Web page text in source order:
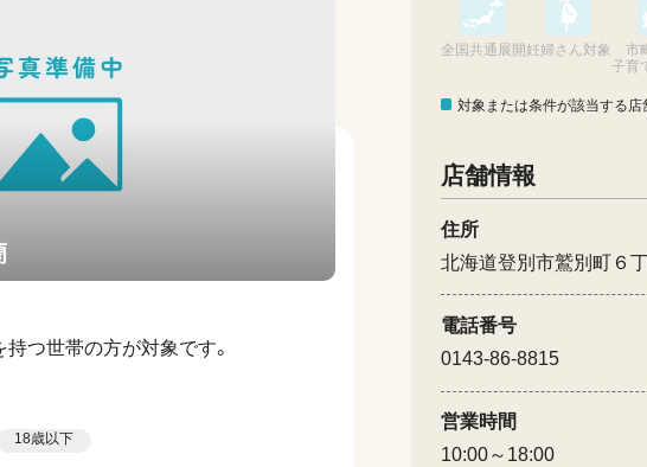
つ世帯の方が対象です。
18歳以下
全国共通展開 妊婦さん対象
市
子育
対象または条件が該当する店
店舗情報
住所
北海道登別市鷲別町６
電話番号
0143-86-8815
営業時間
10:00～18:00